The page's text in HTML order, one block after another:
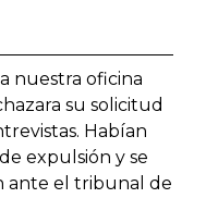
nuestra oficina
su solicitud
Habían
expulsión y se
ante el tribunal de